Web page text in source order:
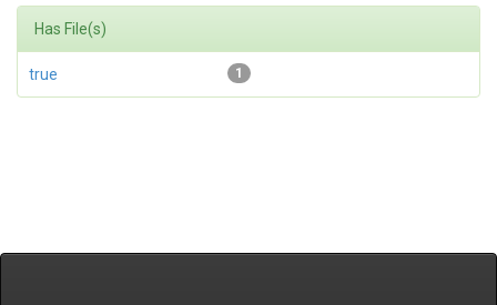
Has File(s)
1
true